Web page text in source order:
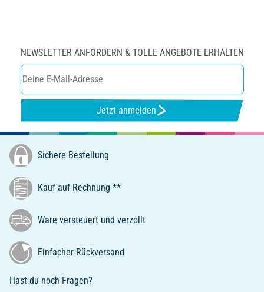
NEWSLETTER ANFORDERN & TOLLE ANGEBOTE ERHALTEN
Jetzt anmelden
Sichere Bestellung
Kauf auf Rechnung **
Ware versteuert und verzollt
Einfacher Rückversand
Hast du noch Fragen?